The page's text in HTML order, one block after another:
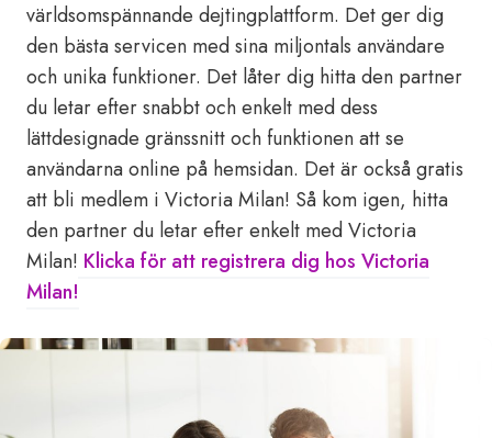
världsomspännande dejtingplattform. Det ger dig
den bästa servicen med sina miljontals användare
och unika funktioner. Det låter dig hitta den partner
du letar efter snabbt och enkelt med dess
lättdesignade gränssnitt och funktionen att se
användarna online på hemsidan. Det är också gratis
att bli medlem i Victoria Milan! Så kom igen, hitta
den partner du letar efter enkelt med Victoria
Milan! Klicka för att registrera dig hos Victoria
Milan!